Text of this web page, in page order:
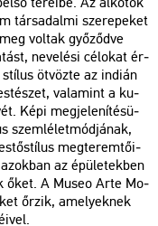
tár­sa­dal­mi sze­re­pe­ket
vol­tak győ­ződ­ve
ne­ve­lé­si cé­lo­kat ér­
öt­vöz­te az in­di­án
va­la­mint a ku­
Képi meg­je­le­ní­té­sü­
szem­lé­let­mód­já­nak,
meg­te­rem­tő­i­
az épü­le­tek­ben
őket. A Museo Arte Mo­
őrzik, ame­lyek­nek